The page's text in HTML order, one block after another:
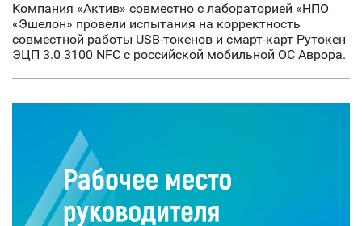
Компания «Актив» совместно с лабораторией «НПО
«Эшелон» провели испытания на корректность
совместной работы USB-токенов и смарт-карт Рутокен
ЭЦП 3.0 3100 NFC с российской мобильной ОС Аврора.